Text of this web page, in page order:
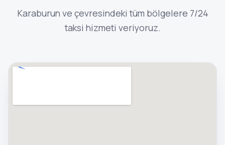
Karaburun ve çevresindeki tüm bölgelere 7/24
taksi hizmeti veriyoruz.